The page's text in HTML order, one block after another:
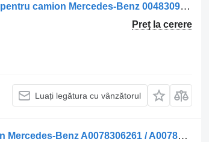
Sisteme de încălzire Încălzitor de aer A0048309361 pentru camion Mercedes-Benz 0048309361
Preț la cerere
Luați legătura cu vânzătorul
Sisteme de încălzire Incalzitor de apa pentru camion Mercedes-Benz A0078306261 / A0078305561 / A0014467729